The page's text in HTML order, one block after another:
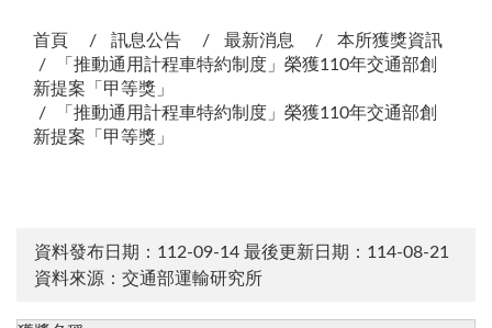
首頁 訊息公告 最新消息
本所獲獎資訊
「推動通用計程車特約制度」榮獲110年交通部創
新提案「甲等獎」
「推動通用計程車特約制度」榮獲110年交通部創
新提案「甲等獎」
資料發布日期：112-09-14 最後更新日期：114-08-21
資料來源：交通部運輸研究所